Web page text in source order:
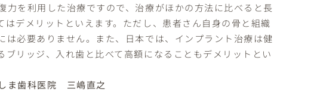
を利用した治療ですので、治療がほかの方法に比べると長
デメリットといえます。ただし、患者さん自身の骨と組織
必要ありません。また、日本では、インプラント治療は健
リッジ、入れ歯と比べて高額になることもデメリットとい
ま歯科医院 三嶋直之